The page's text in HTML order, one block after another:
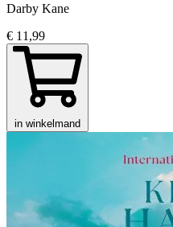
Darby Kane
€ 11,99
in winkelmand